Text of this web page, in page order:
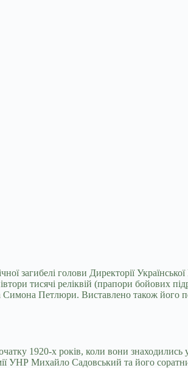
загибелі голови Директорії
тисячі реліквій (прапори бойових
Симона Петлюри. Виставлено також його
1920-х років, коли вони знаходились
УНР Михайло Садовський та його